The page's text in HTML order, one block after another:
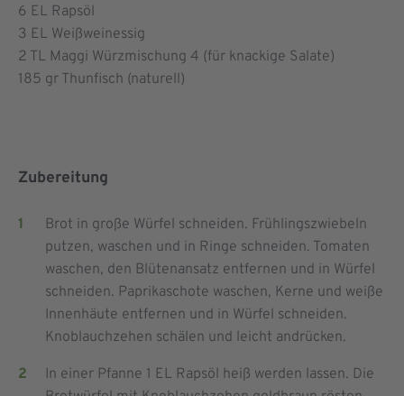
6 EL Rapsöl
3 EL Weißweinessig
2 TL Maggi Würzmischung 4 (für knackige Salate)
185 gr Thunfisch (naturell)
Zubereitung
Brot in große Würfel schneiden. Frühlingszwiebeln
putzen, waschen und in Ringe schneiden. Tomaten
waschen, den Blütenansatz entfernen und in Würfel
schneiden. Paprikaschote waschen, Kerne und weiße
Innenhäute entfernen und in Würfel schneiden.
Knoblauchzehen schälen und leicht andrücken.
In einer Pfanne 1 EL Rapsöl heiß werden lassen. Die